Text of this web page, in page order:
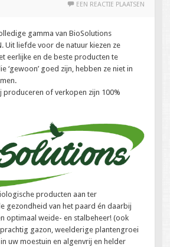
EEN REACTIE PLAATSEN
gamma van BioSolutions
Uit liefde voor de natuur kiezen ze
eerlijke en de beste producten te
‘gewoon’ goed zijn, hebben ze niet in
produceren of verkopen zijn 100%
producten aan ter
gezondheid van het paard én daarbij
optimaal weide- en stalbeheer! (ook
gazon, weelderige plantengroei
uw moestuin en algenvrij en helder